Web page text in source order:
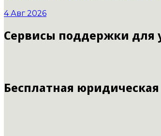
4 Авг 2026
Сервисы поддержки для
Бесплатная